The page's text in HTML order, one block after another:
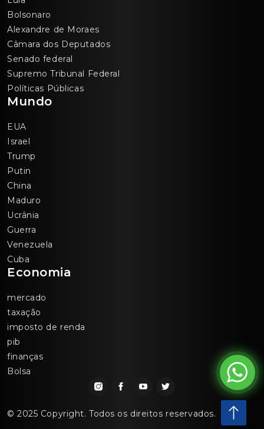
Bolsonaro
Alexandre de Moraes
Câmara dos Deputados
Senado federal
Supremo Tribunal Federal
Políticas Públicas
Mundo
EUA
Israel
Trump
Putin
China
Maduro
Ucrânia
Guerra
Venezuela
Cuba
Economia
mercado
taxação
imposto de renda
pib
finanças
Bolsa
© 2025 Copyright. Todos os direitos reservados.